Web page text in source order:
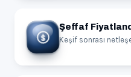
Şeffaf
Keşif sonrası